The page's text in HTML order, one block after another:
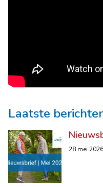
Laatste
28 mei 2026